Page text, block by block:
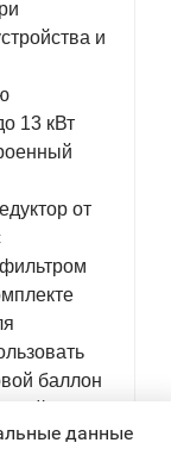
и
13 кВт
от
баллон
входит)данные